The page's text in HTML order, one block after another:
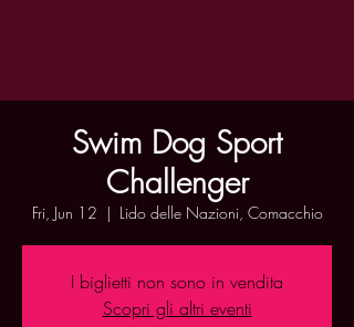
Swim Dog Sport
Challenger
Fri, Jun 12
  |
Lido delle Nazioni, Comacchio
I biglietti non sono in vendita
Scopri gli altri eventi